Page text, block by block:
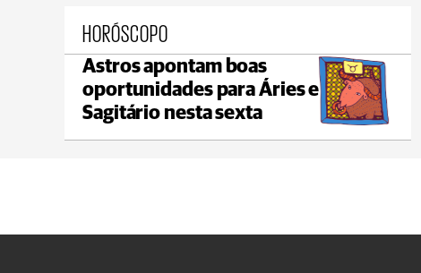
HORÓSCOPO
Astros apontam boas
oportunidades para Áries e
Sagitário nesta sexta
Castro
max 22°C min 18°C